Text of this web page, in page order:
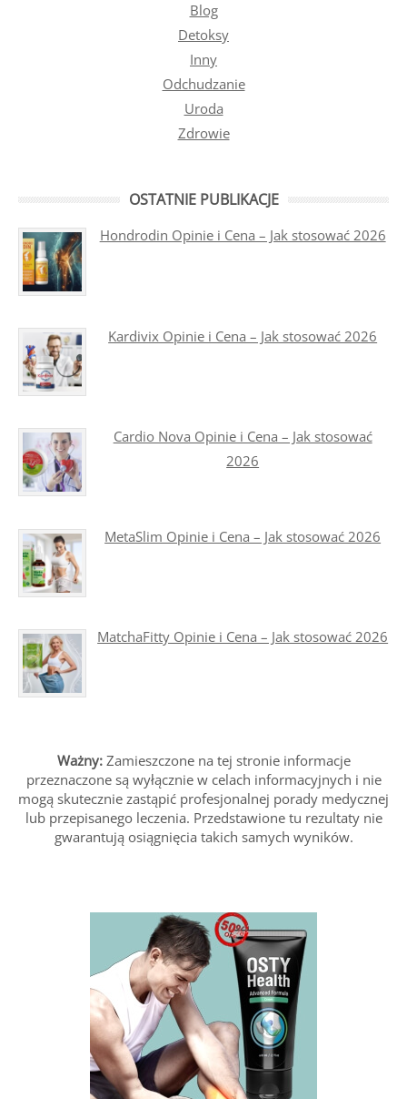
Blog
Detoksy
Inny
Odchudzanie
Uroda
Zdrowie
OSTATNIE PUBLIKACJE
Hondrodin Opinie i Cena – Jak stosować 2026
Kardivix Opinie i Cena – Jak stosować 2026
Cardio Nova Opinie i Cena – Jak stosować
2026
MetaSlim Opinie i Cena – Jak stosować 2026
MatchaFitty Opinie i Cena – Jak stosować 2026
Ważny:Zamieszczone na tej stronie informacje
przeznaczone są wyłącznie w celach informacyjnych i nie
mogą skutecznie zastąpić profesjonalnej porady medycznej
lub przepisanego leczenia. Przedstawione tu rezultaty nie
gwarantują osiągnięcia takich samych wyników.